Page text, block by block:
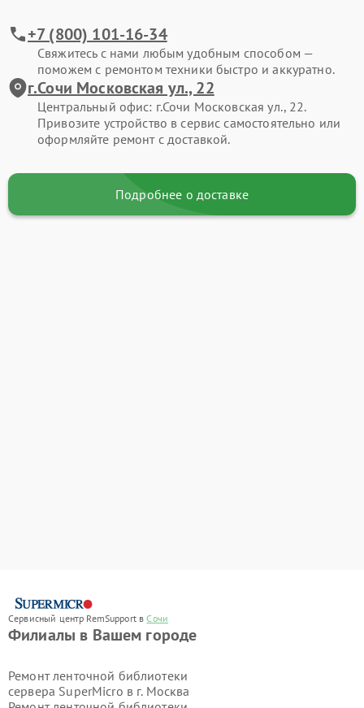
+7 (800) 101-16-34
Свяжитесь с нами любым удобным способом —
поможем с ремонтом техники быстро и аккуратно.
г.Сочи Московская ул., 22
Центральный офис: г.Сочи Московская ул., 22.
Привозите устройство в сервис самостоятельно или
оформляйте ремонт с доставкой.
Подробнее о доставке
Сервисный центр RemSupport вСочи
Филиалы в Вашем городе
Ремонт ленточной библиотеки
сервера SuperMicro в г. Москва